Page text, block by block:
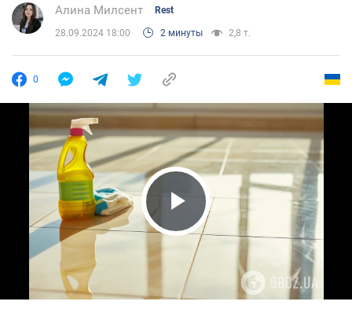
Алина Милсент Rest
28.09.2024 18:00 2 минуты 2,8 т.
0
Play Video